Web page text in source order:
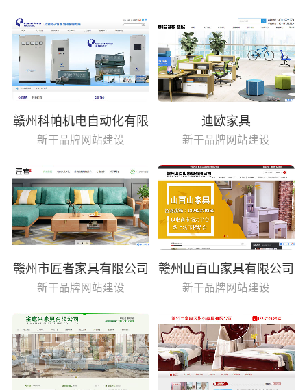
赣州科帕机电自动化有限
公司
新干品牌网站建设
迪欧家具
新干品牌网站建设
赣州市匠者家具有限公司
新干品牌网站建设
赣州山百山家具有限公司
新干品牌网站建设